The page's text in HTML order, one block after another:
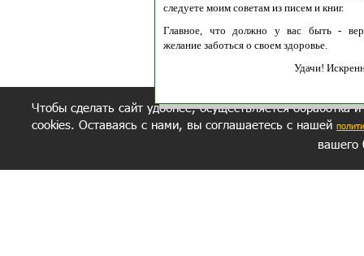
следуете моим советам из писем и книг.
Главное, что должно у вас быть -
желание заботься о своем здоровье.
Удачи!
Чтобы сделать сайт удобнее, осуществляется обработка
cookies. Оставаясь с нами, вы соглашаетесь с нашей
вашего